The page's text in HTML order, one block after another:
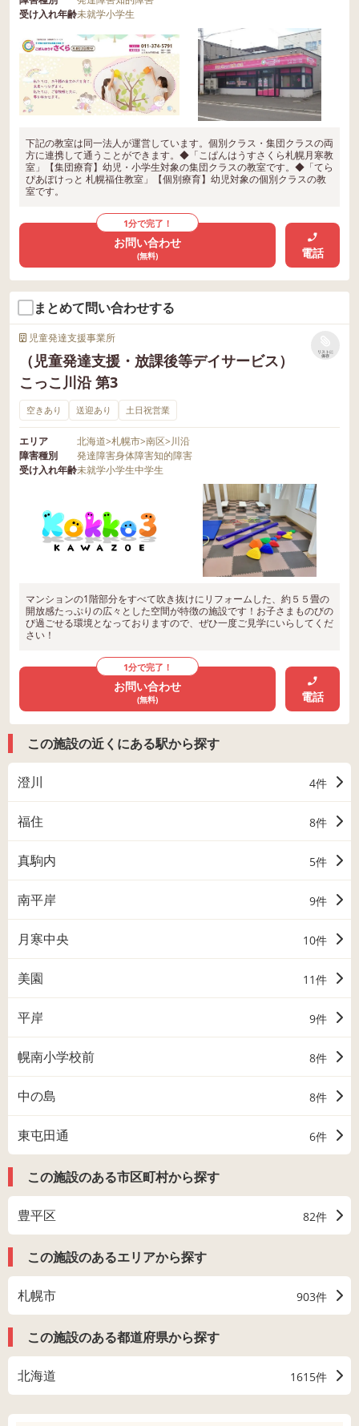
受け入れ年齢未就学小学生
下記の教室は同一法人が運営しています。個別クラス・集団クラスの両
方に連携して通うことができます。◆「こぱんはうすさくら札幌月寒教
室」【集団療育】幼児・小学生対象の集団クラスの教室です。◆「てら
ぴあぽけっと 札幌福住教室」【個別療育】幼児対象の個別クラスの教
室です。
1分で完了！
お問い合わせ
(無料) 電話
まとめて問い合わせする
児童発達支援事業所
（児童発達支援・放課後等デイサービス）
こっこ川沿 第3
リストに
保存
空きあり 送迎あり 土日祝営業
エリア 北海道>札幌市>南区>川沿
障害種別
発達障害身体障害知的障害
受け入れ年齢未就学小学生中学生
マンションの1階部分をすべて吹き抜けにリフォームした、約５５畳の
開放感たっぷりの広々とした空間が特徴の施設です！お子さまものびの
び過ごせる環境となっておりますので、ぜひ一度ご見学にいらしてくだ
さい！
1分で完了！
お問い合わせ
(無料) 電話
この施設の近くにある駅から探す
澄川 4件
福住 8件
真駒内 5件
南平岸 9件
月寒中央 10件
美園 11件
平岸 9件
幌南小学校前 8件
中の島 8件
東屯田通 6件
この施設のある市区町村から探す
豊平区 82件
この施設のあるエリアから探す
札幌市 903件
この施設のある都道府県から探す
北海道 1615件